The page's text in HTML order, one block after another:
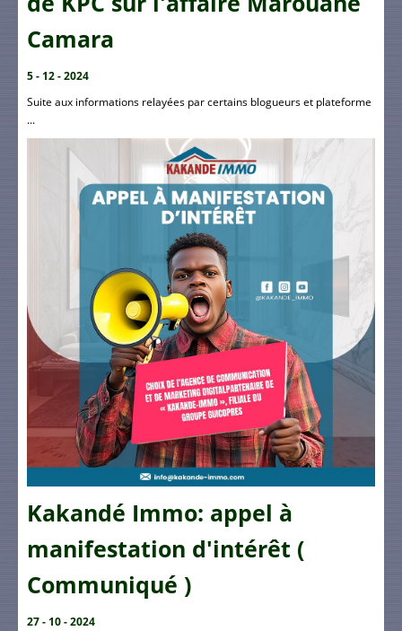
Camara
5 - 12 - 2024
Suite aux informations relayées par certains blogueurs et plateforme
...
Kakandé Immo: appel à
manifestation d'intérêt (
Communiqué )
27 - 10 - 2024